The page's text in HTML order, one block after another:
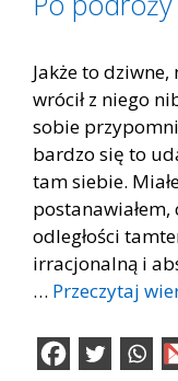
Jakże to dziwne,
wrócił z niego
sobie
bardzo się to
tam siebie.
postanawiałem,
odległości
irracjonalną i
… Przeczytaj